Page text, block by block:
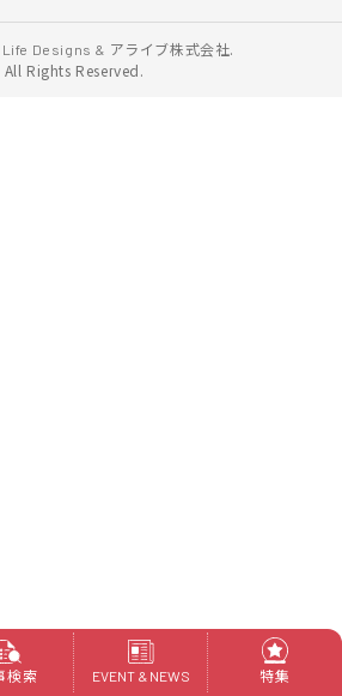
Designs & アライブ株式会社.
All Rights Reserved.
検索 EVENT & NEWS 特集